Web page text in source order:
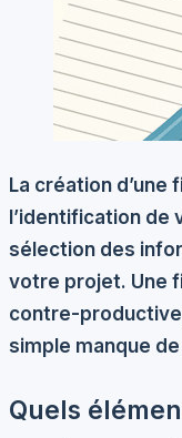
La création
l’identification
sélection des
votre projet. Une
contre-
simple manque
Quels